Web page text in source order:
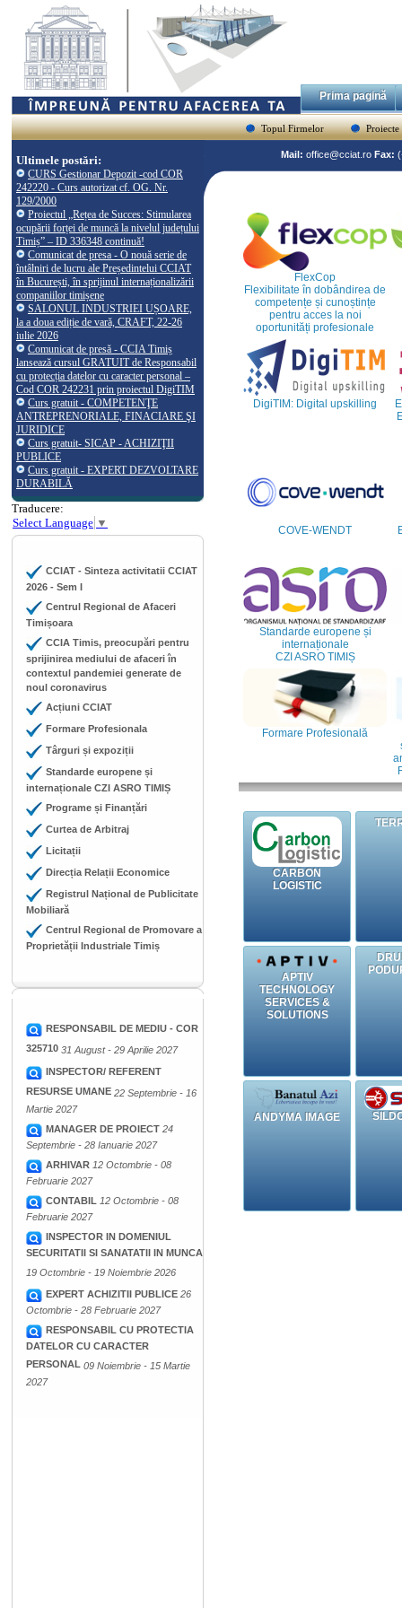
Prima pagină
Topul Firmelor Proiecte
Ultimele postări:
CURS Gestionar Depozit -cod COR
242220 - Curs autorizat cf. OG. Nr.
129/2000
Proiectul „Rețea de Succes: Stimularea
ocupării forței de muncă la nivelul județului
Timiș” – ID 336348 continuă!
Comunicat de presa - O nouă serie de
întâlniri de lucru ale Președintelui CCIAT
în București, în sprijinul internaționalizării
companiilor timișene
SALONUL INDUSTRIEI UȘOARE,
la a doua ediție de vară, CRAFT, 22-26
iulie 2026
Comunicat de presă - CCIA Timiș
lansează cursul GRATUIT de Responsabil
cu protecția datelor cu caracter personal –
Cod COR 242231 prin proiectul DigiTIM
Curs gratuit - COMPETENŢE
ANTREPRENORIALE, FINACIARE ŞI
JURIDICE
Curs gratuit- SICAP - ACHIZIŢII
PUBLICE
Curs gratuit - EXPERT DEZVOLTARE
DURABILĂ
Traducere:
Select Language ▼
CCIAT - Sinteza activitatii CCIAT
2026 - Sem I
Centrul Regional de Afaceri
Timișoara
CCIA Timis, preocupări pentru
sprijinirea mediului de afaceri în
contextul pandemiei generate de
noul coronavirus
Acțiuni CCIAT
Formare Profesionala
Târguri și expoziții
Standarde europene și
internaționale CZI ASRO TIMIȘ
Programe și Finanțări
Curtea de Arbitraj
Licitații
Direcția Relații Economice
Registrul Național de Publicitate
Mobiliară
Centrul Regional de Promovare a
Proprietății Industriale Timiș
RESPONSABIL DE MEDIU - COR
325710 31 August - 29 Aprilie 2027
INSPECTOR/ REFERENT
RESURSE UMANE 22 Septembrie - 16
Martie 2027
MANAGER DE PROIECT 24
Septembrie - 28 Ianuarie 2027
ARHIVAR 12 Octombrie - 08
Februarie 2027
CONTABIL 12 Octombrie - 08
Februarie 2027
INSPECTOR IN DOMENIUL
SECURITATII SI SANATATII IN MUNCA
19 Octombrie - 19 Noiembrie 2026
EXPERT ACHIZITII PUBLICE 26
Octombrie - 28 Februarie 2027
RESPONSABIL CU PROTECTIA
DATELOR CU CARACTER
PERSONAL 09 Noiembrie - 15 Martie
2027
Mail: office@cciat.ro Fax:
FlexCop
Flexibilitate în dobândirea de
competențe și cunoștințe
pentru acces la noi
oportunități profesionale
DigiTIM: Digital upskilling
COVE-WENDT
Standarde europene și
internaționale
CZI ASRO TIMIȘ
Formare Profesională
CARBON
LOGISTIC
APTIV
TECHNOLOGY
SERVICES &
SOLUTIONS
ANDYMA IMAGE